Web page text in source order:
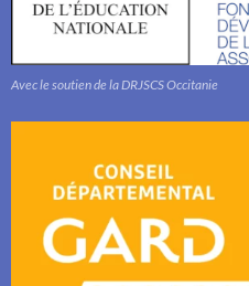
Avec le soutien de la DRJSCS Occitanie